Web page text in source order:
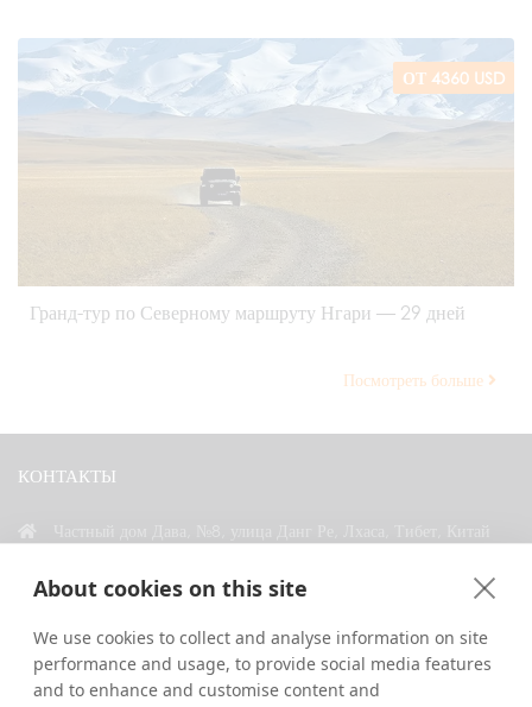
About cookies on this site
We use cookies to collect and analyse information on site
performance and usage, to provide social media features
and to enhance and customise content and
ОТ 4360 USD
Гранд-тур по Северному маршруту Нгари — 29 дней
Посмотреть больше
КОНТАКТЫ
СВЯЗАТЬСЯ С НАМИ